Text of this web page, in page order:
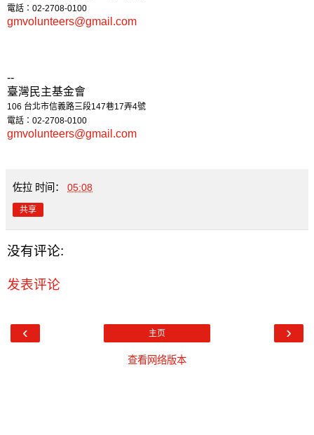
電話： 02-2708-0100
gmvolunteers@gmail.com
--
臺灣民主基金會
106 台北市信義路三段147巷17弄4號
電話： 02-2708-0100
gmvolunteers@gmail.com
佐拉 时间： 05:08
共享
没有评论:
发表评论
‹ ›
主页
查看网络版本